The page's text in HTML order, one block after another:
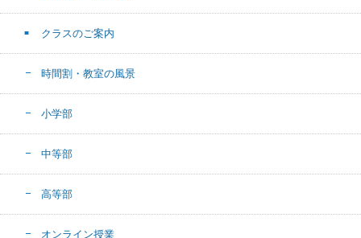
クラスのご案内
時間割・教室の風景
小学部
中等部
高等部
オンライン授業